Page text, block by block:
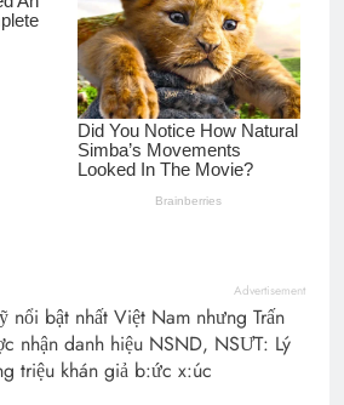
Advertisement